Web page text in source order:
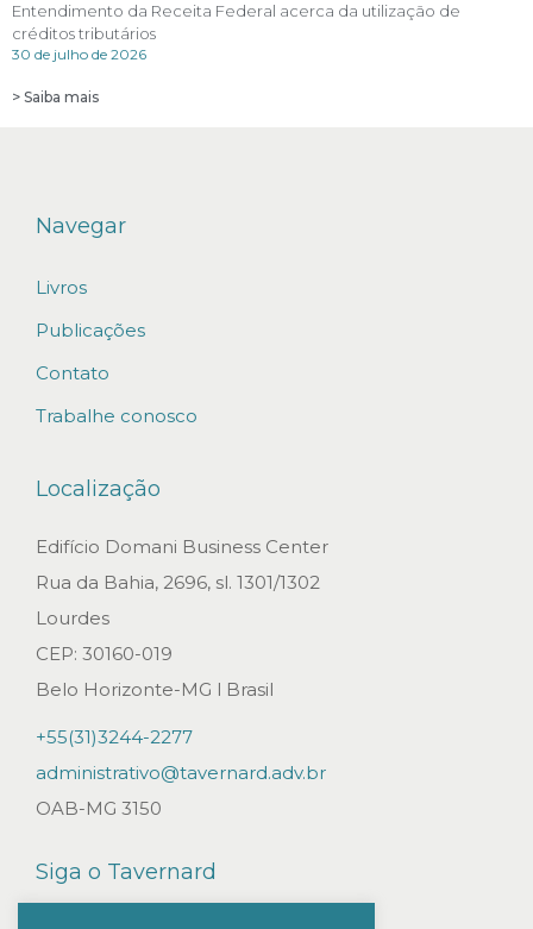
Entendimento da Receita Federal acerca da utilização de
créditos tributários
30 de julho de 2026
> Saiba mais
Navegar
Livros
Publicações
Contato
Trabalhe conosco
Localização
Edifício Domani Business Center
Rua da Bahia, 2696, sl. 1301/1302
Lourdes
CEP: 30160-019
Belo Horizonte-MG l Brasil
+55(31)3244-2277
administrativo@tavernard.adv.br
OAB-MG 3150
Siga o Tavernard